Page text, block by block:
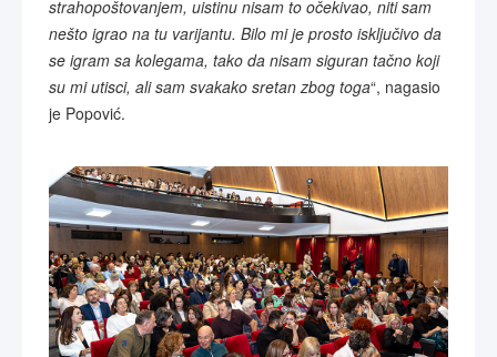
strahopoštovanjem, uistinu nisam to očekivao, niti sam
nešto igrao na tu varijantu. Bilo mi je prosto isključivo da
se igram sa kolegama, tako da nisam siguran tačno koji
su mi utisci, ali sam svakako sretan zbog toga“, nagasio
je Popović.